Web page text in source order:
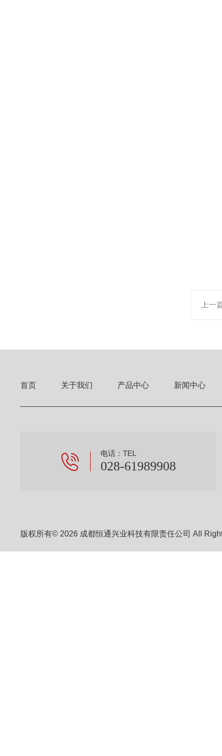
上一
首页 关于我们 产品中心 新闻中心
电话：TEL
028-61989908
版权所有© 2026 成都恒通兴业科技有限责任公司 All